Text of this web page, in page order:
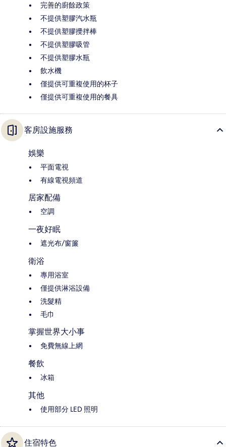
完善的廚餘政策
不提供塑膠汽水瓶
不提供塑膠攪拌棒
不提供塑膠吸管
不提供塑膠水瓶
飲水機
僅提供可重複使用的杯子
僅提供可重複使用的餐具
客房設施服務
娛樂
平面電視
有線電視頻道
居家配備
空調
一夜好眠
遮光布/窗簾
衛浴
專用浴室
僅提供淋浴設備
洗髮精
毛巾
掌握世界大小事
免費無線上網
餐飲
冰箱
其他
使用部分 LED 照明
住宿特色